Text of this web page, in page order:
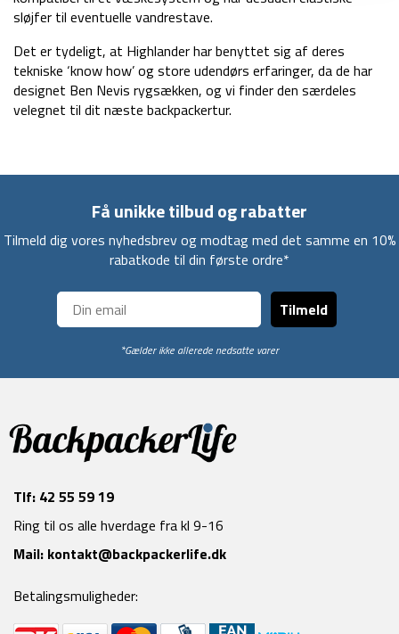
sløjfer til eventuelle vandrestave.
Det er tydeligt, at Highlander har benyttet sig af deres
tekniske ‘know how’ og store udendørs erfaringer, da de har
designet Ben Nevis rygsækken, og vi finder den særdeles
velegnet til dit næste backpackertur.
Få unikke tilbud og rabatter
Tilmeld dig vores nyhedsbrev og modtag med det samme en 10%
rabatkode til din første ordre*
Tilmeld
*Gælder ikke allerede nedsatte varer
Tlf: 42 55 59 19
Ring til os alle hverdage fra kl 9-16
Mail: kontakt@backpackerlife.dk
Betalingsmuligheder: